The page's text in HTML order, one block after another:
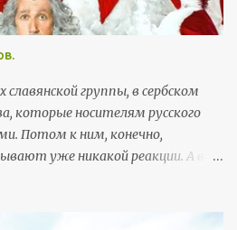
группы, в сербском
которые носителям русского
Потом к ним, конечно,
уже никакой реакции. А вот
встретить в повседневной